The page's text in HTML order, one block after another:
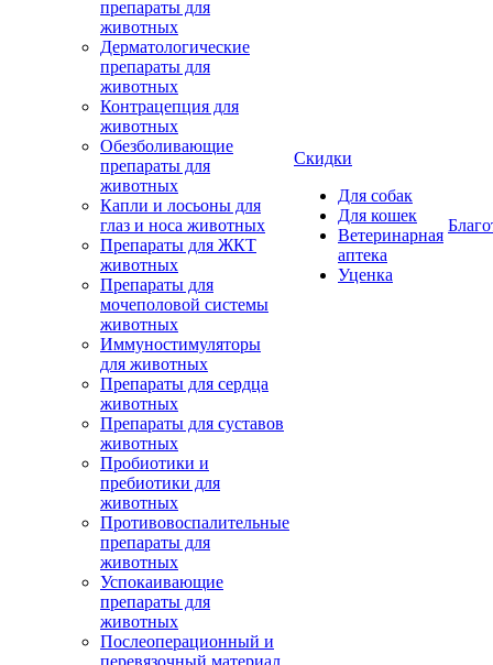
препараты для
животных
Дерматологические
препараты для
животных
Контрацепция для
животных
Обезболивающие
препараты для
животных
Капли и лосьоны для
глаз и носа животных
Препараты для ЖКТ
животных
Препараты для
мочеполовой системы
животных
Иммуностимуляторы
для животных
Препараты для сердца
животных
Препараты для суставов
животных
Пробиотики и
пребиотики для
животных
Противовоспалительные
препараты для
животных
Успокаивающие
препараты для
животных
Послеоперационный и
перевязочный материал
Скидки
Для собак
Для кошек
Ветеринарная
аптека
Уценка